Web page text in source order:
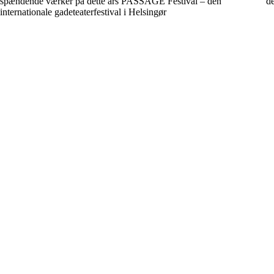
internationale gadeteaterfestival i Helsingør